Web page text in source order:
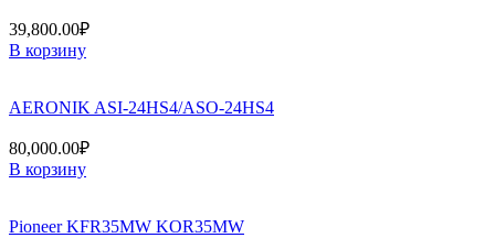
39,800.00₽
В корзину
AERONIK ASI-24HS4/ASO-24HS4
80,000.00₽
В корзину
Pioneer KFR35MW KOR35MW